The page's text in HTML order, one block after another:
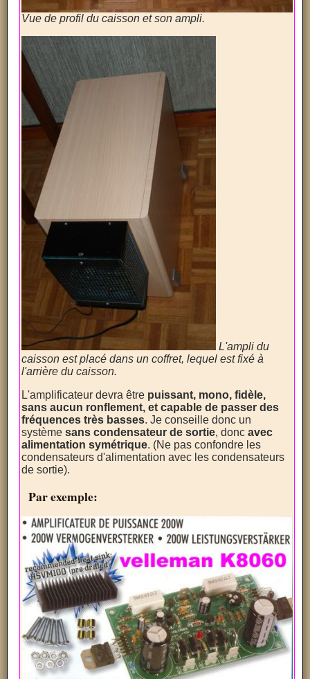
Vue de profil du caisson et son ampli.
L'ampli du
caisson est placé dans un coffret, lequel est fixé à
l'arrière du caisson.
L'amplificateur devra être puissant, mono, fidèle,
sans aucun ronflement, et capable de passer des
fréquences très basses. Je conseille donc un
systèmesans condensateur de sortie, doncavec
alimentation symétrique. (Ne pas confondre les
condensateurs d'alimentation avec les condensateurs
de sortie).
Par exemple: